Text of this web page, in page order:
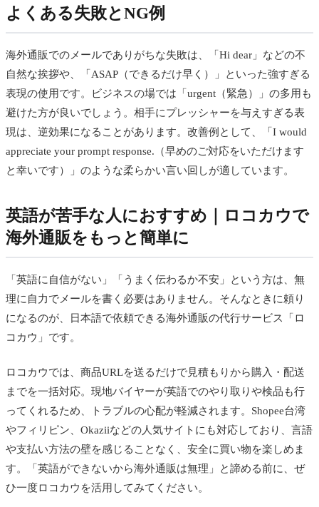
よくある失敗とNG例
海外通販でのメールでありがちな失敗は、「Hi dear」などの不
自然な挨拶や、「ASAP（できるだけ早く）」といった強すぎる
表現の使用です。ビジネスの場では「urgent（緊急）」の多用も
避けた方が良いでしょう。相手にプレッシャーを与えすぎる表
現は、逆効果になることがあります。改善例として、「I would
appreciate your prompt response.（早めのご対応をいただけます
と幸いです）」のような柔らかい言い回しが適しています。
英語が苦手な人におすすめ｜ロコカウで
海外通販をもっと簡単に
「英語に自信がない」「うまく伝わるか不安」という方は、無
理に自力でメールを書く必要はありません。そんなときに頼り
になるのが、日本語で依頼できる海外通販の代行サービス「ロ
コカウ」です。
ロコカウでは、商品URLを送るだけで見積もりから購入・配送
までを一括対応。現地バイヤーが英語でのやり取りや検品も行
ってくれるため、トラブルの心配が軽減されます。Shopee台湾
やフィリピン、Okaziiなどの人気サイトにも対応しており、言語
や支払い方法の壁を感じることなく、安全に買い物を楽しめま
す。「英語ができないから海外通販は無理」と諦める前に、ぜ
ひ一度ロコカウを活用してみてください。